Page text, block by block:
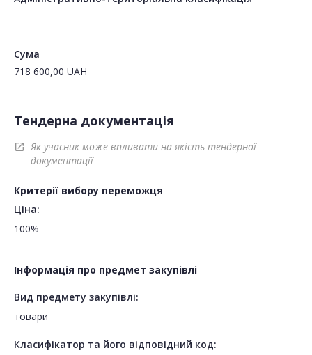
—
Сума
718 600,00 UAH
Тендерна документація
open_in_new
Як учасник може впливати на якість тендерної
документації
Критерії вибору переможця
Ціна:
100%
Інформація про предмет закупівлі
Вид предмету закупівлі:
товари
Класифікатор та його відповідний код: